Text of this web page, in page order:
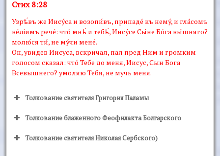
Стих 8:28
Узрѣ́въ же Иисýса и возопи́въ, припадé къ немý, и глáсомъ
вéлiимъ речé: чтó мнѣ́ и тебѣ́, Иисýсе Сы́не Бóга вы́шняго?
молю́ся ти́, не мýчи менé.
Он, увидев Иисуса, вскричал, пал пред Ним и громким
голосом сказал: чтó Тебе до меня, Иисус, Сын Бога
Всевышнего? умоляю Тебя, не мучь меня.
Толкование святителя Григория Паламы
Толкование блаженного Феофилакта Болгарского
Толкование святителя Николая Сербского)